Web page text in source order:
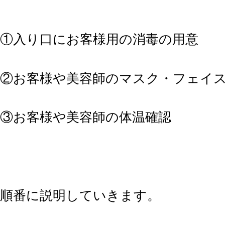
①入り口にお客様用の消毒の用意
②お客様や美容師のマスク・フェイ
③お客様や美容師の体温確認
順番に説明していきます。